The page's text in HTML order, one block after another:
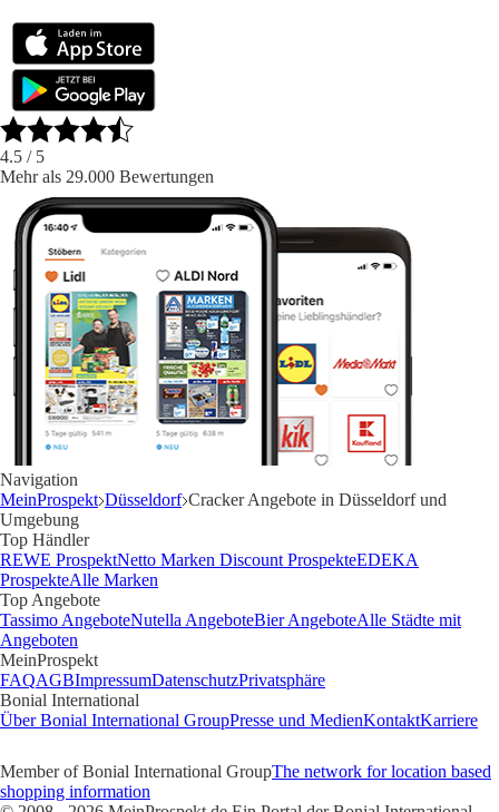
4.5 / 5
Mehr als 29.000 Bewertungen
Navigation
MeinProspekt Düsseldorf Cracker Angebote in Düsseldorf und
Umgebung
Top Händler
REWE ProspektNetto Marken Discount ProspekteEDEKA
ProspekteAlle Marken
Top Angebote
Tassimo AngeboteNutella AngeboteBier AngeboteAlle Städte mit
Angeboten
MeinProspekt
FAQAGBImpressumDatenschutzPrivatsphäre
Bonial International
Über Bonial International GroupPresse und MedienKontaktKarriere
Member of Bonial International GroupThe network for location based
shopping information